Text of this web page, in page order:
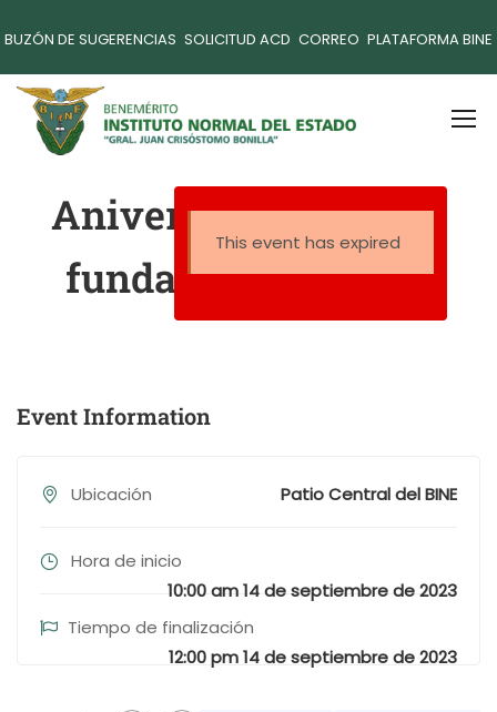
BUZÓN DE SUGERENCIAS SOLICITUD ACD CORREO PLATAFORMA BINE
Aniversario 144 de la
fundación del BINE
This event has expired
Event Information
Ubicación Patio Central del BINE
Hora de inicio
10:00 am 14 de septiembre de 2023
Tiempo de finalización
12:00 pm 14 de septiembre de 2023